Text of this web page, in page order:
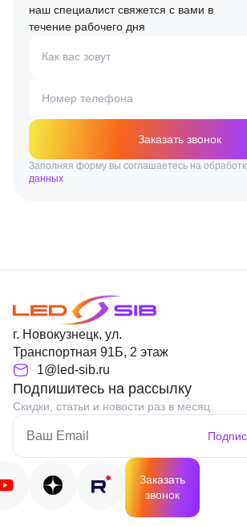
наш специалист свяжется с вами в
течение рабочего дня
Как вас зовут
Номер телефона
Заказать звонок
Заполняя форму вы соглашаетесь на
данных
г. Новокузнецк, ул.
Транспортная 91Б, 2 этаж
1@led-sib.ru
Подпишитесь на рассылку
Скидки, статьи и новости раз в месяц
Заказать
звонок